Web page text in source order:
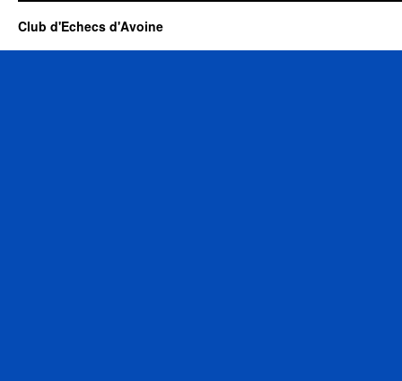
Club d'Echecs d'Avoine